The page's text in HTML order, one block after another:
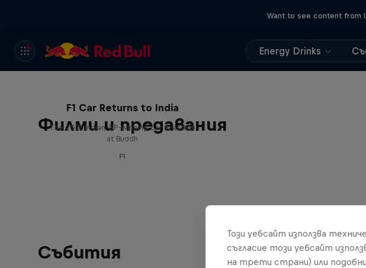
Want to see content from
Energy Drinks
Филми и предавания
F1 Car Returns to India
The 2012 Indian GP-winning car in action
at Buddh
F1
Събития
Този уебсайт използва
съгласие този уебсайт
на трети страни) или